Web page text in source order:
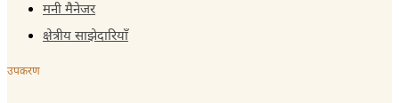
मनी मैनेजर
क्षेत्रीय साझेदारियाँ
उपकरण